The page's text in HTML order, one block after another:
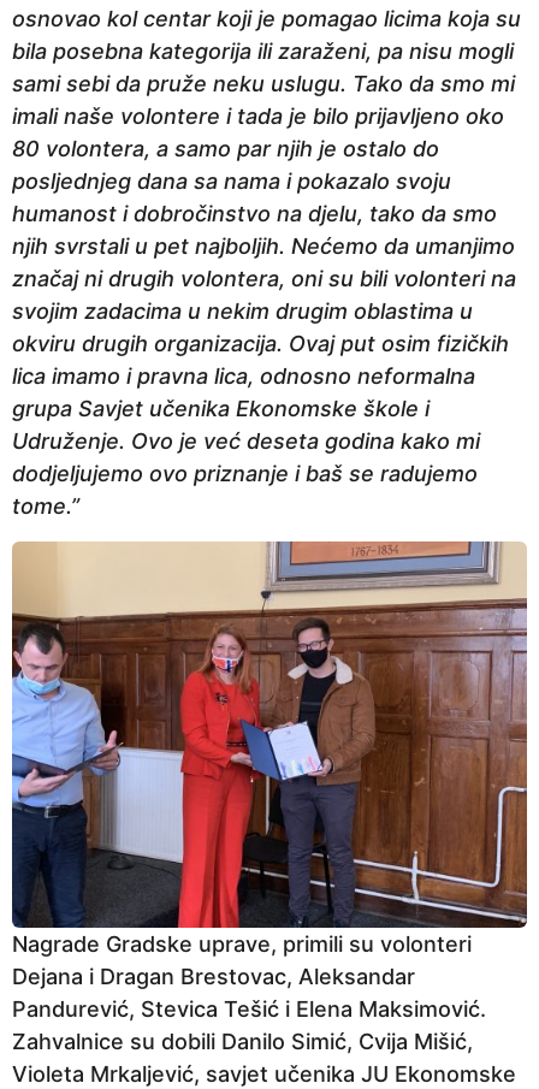
osnovao kol centar koji je pomagao licima koja su
bila posebna kategorija ili zaraženi, pa nisu mogli
sami sebi da pruže neku uslugu. Tako da smo mi
imali naše volontere i tada je bilo prijavljeno oko
80 volontera, a samo par njih je ostalo do
posljednjeg dana sa nama i pokazalo svoju
humanost i dobročinstvo na djelu, tako da smo
njih svrstali u pet najboljih. Nećemo da umanjimo
značaj ni drugih volontera, oni su bili volonteri na
svojim zadacima u nekim drugim oblastima u
okviru drugih organizacija. Ovaj put osim fizičkih
lica imamo i pravna lica, odnosno neformalna
grupa Savjet učenika Ekonomske škole i
Udruženje. Ovo je već deseta godina kako mi
dodjeljujemo ovo priznanje i baš se radujemo
tome.”
Nagrade Gradske uprave, primili su volonteri
Dejana i Dragan Brestovac, Aleksandar
Pandurević, Stevica Tešić i Elena Maksimović.
Zahvalnice su dobili Danilo Simić, Cvija Mišić,
Violeta Mrkaljević, savjet učenika JU Ekonomske